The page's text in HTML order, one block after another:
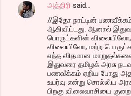
அத்திரி said…
//இதோ நாட்டின் பணவீக்கம்
ஆகிவிட்டது. ஆனால்
பொருட்களின்
விலையிலோ, மற்ற
எந்த விதமான
இதுவரை தமிழக் அரசு
பணவீக்கம் ஏறிய போது
உயர்வு என்று சொல்லிய
பிறகு விலைவாசியை